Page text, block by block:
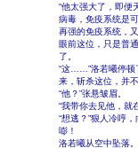
“他太强大了，即便
病毒，免疫系统是
再强的免疫系统，
眼前这位，只是普
了。
“这……”洛若曦停顿
来，斩杀这位，并
“他？”张悬皱眉。
“我带你去见他，
“想逃？”狠人冷哼
嘭！
洛若曦从空中坠落。